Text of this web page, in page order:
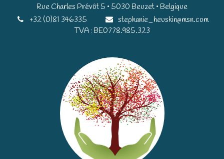
Rue Charles Prévôt 5 • 5030 Beuzet • Belgique​​
+32 (0)81 346335
stephanie_heuskin@msn.com
TVA : BE0778.985.323